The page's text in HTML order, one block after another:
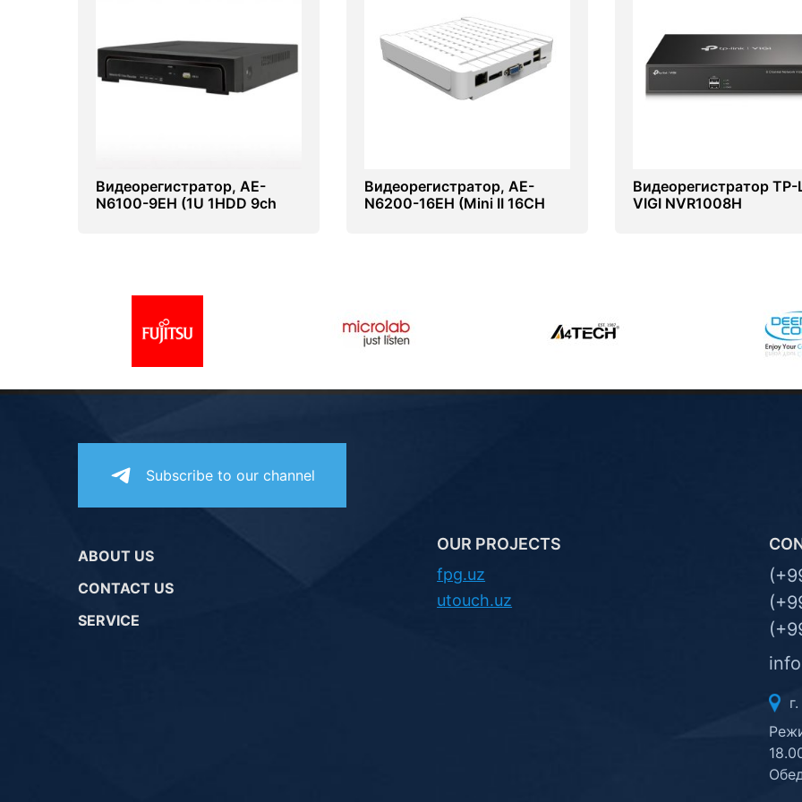
Видеорегистратор, AE-
N6100-9EH (1U 1HDD 9ch
Видеорегистратор, AE-
N6200-16EH (Mini II 16CH
Видеорегистратор TP-
VIGI NVR1008H
Subscribe to our channel
ABOUT US
CONTACT US
SERVICE
OUR PROJECTS
fpg.uz
utouch.uz